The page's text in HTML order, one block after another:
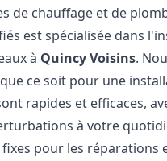
chauffage et de
est spécialisée dans
à Quincy Voisins.
ce soit pour une
rapides et efficaces,
à votre
pour les réparations